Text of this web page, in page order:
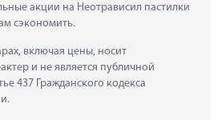
акции на Неотрависил пастилки
сэкономить.
включая цены, носит
и не является публичной
437 Гражданского кодекса